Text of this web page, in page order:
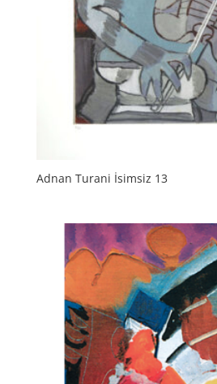
Adnan Turani İsimsiz 13